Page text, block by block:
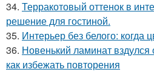
34. Терракотовый оттенок в
решение для гостиной.
35. Интерьер без белого: когда
36. Новенький ламинат вздулся
как избежать повторения